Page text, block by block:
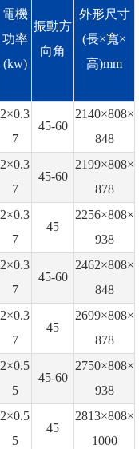
電機
功率
(kw)
振動方
向角
外形尺寸
(長×寬×
高)mm
2×0.3
7
45-60
2140×808×
848
2×0.3
7
45-60
2199×808×
878
2×0.3
7
45
2256×808×
938
2×0.3
7
45-60
2462×808×
848
2×0.3
7
45
2699×808×
878
2×0.5
5
45-60
2750×808×
938
2×0.5
5
45
2813×808×
1000